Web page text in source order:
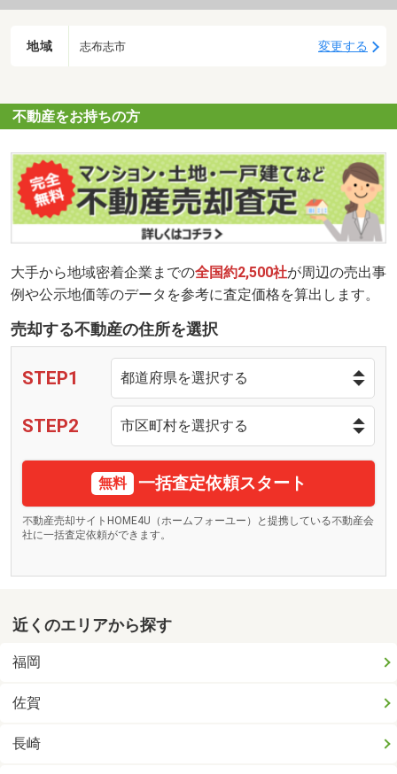
地域 志布志市 変更する
不動産をお持ちの方
大手から地域密着企業までの全国約2,500社が周辺の売出事
例や公示地価等のデータを参考に査定価格を算出します。
売却する不動産の住所を選択
STEP1
STEP2
無料 一括査定依頼スタート
不動産売却サイトHOME4U（ホームフォーユー）と提携している不動産会
社に一括査定依頼ができます。
近くのエリアから探す
福岡
佐賀
長崎